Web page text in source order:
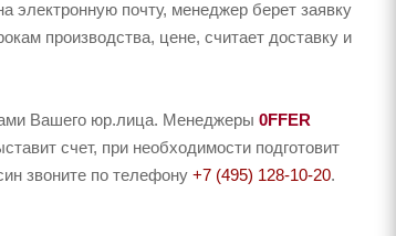
электронную почту, менеджер берет заявку
производства, цене, считает доставку и
Вашего юр.лица. Менеджеры 0FFER
счет, при необходимости подготовит
звоните по телефону +7 (495) 128-10-20.